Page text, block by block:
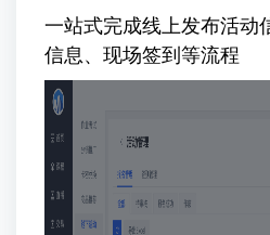
一站式完成线上发布活动
信息、现场签到等流程